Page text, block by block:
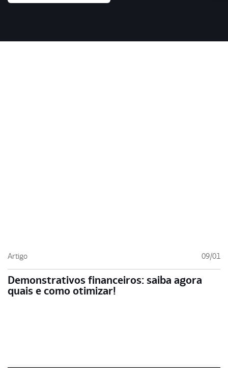
Artigo 09/01
Demonstrativos financeiros: saiba agora
quais e como otimizar!